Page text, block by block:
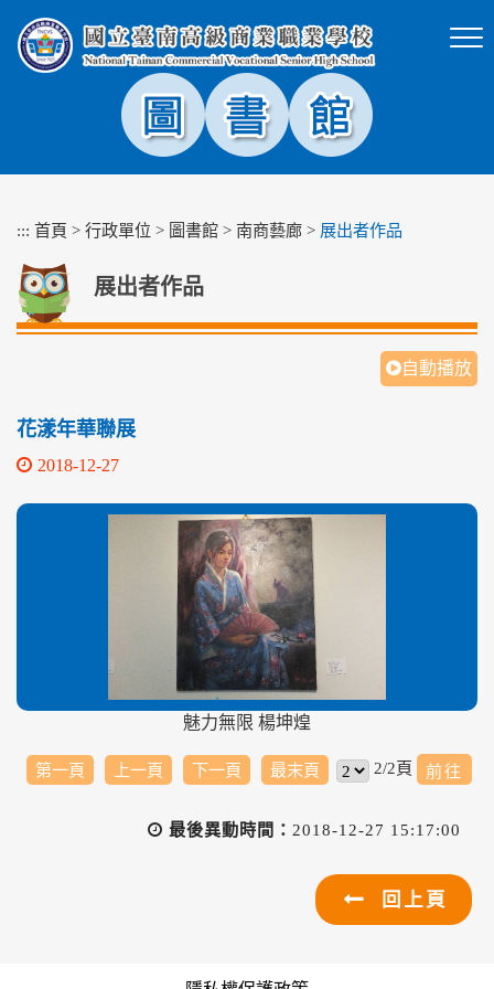
塊
::: 首頁 > 行政單位 > 圖書館 > 南商藝廊 > 展出者作品
展出者作品
自動播放
花漾年華聯展
2018-12-27
魅力無限 楊坤煌
第一頁 上一頁 下一頁 最末頁 2/2頁
最後異動時間： 2018-12-27 15:17:00
回上頁